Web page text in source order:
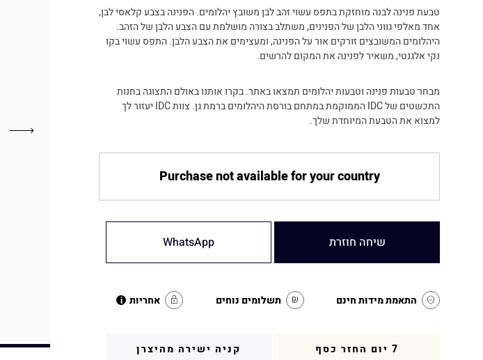
טבעת פנינה לבנה מוחזקת בתפס עשוי זהב לבן משובץ יהלומים. הפנינה בצבע קלאסי לבן,
אחד מאלפי גווני הלבן של הפנינים, משתלב בצורה מושלמת עם הצבע הלבן של הזהב.
היהלומים המשובצים זורקים אור על הפנינה, ומעצימים את הצבע הלבן. התפס עשוי בקו
נקי אלגנטי, משאיר לפנינה את המקום להרשים.
מבחר טבעות פנינה וטבעות יהלומים תמצאו באתר. בקרו אותנו באולם התצוגה בחנות
התכשטים של IDC הממוקמת במתחם בורסת היהלומים ברמת גן. צוות IDC יעזור לך
למצוא את הטבעת המיוחדת שלך.
Purchase not available for your country
שיחה חוזרת WhatsApp
התאמת מידות חינם תשלומים נוחים אחריות i
7 יום החזר כסף קניה ישירה מהיצרן